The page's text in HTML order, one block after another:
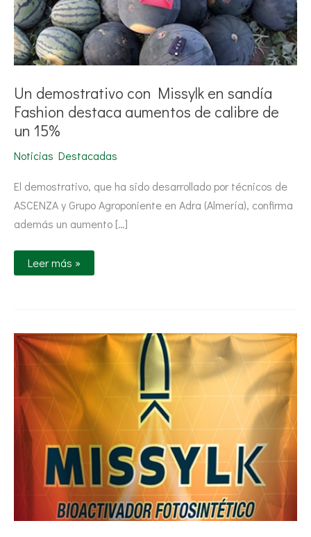
Un demostrativo con Missylk en sandía
Fashion destaca aumentos de calibre de
un 15%
Noticias Destacadas
El demostrativo, que ha sido desarrollado por técnicos de
ASCENZA y Grupo Agroponiente en Adra (Almería), confirma
además un aumento […]
de
un
15%
Leer más »
Sapec
Agro
desarrolla
un
bioestimulante
con
tecnología
HBE
que
mejora
rendimientos